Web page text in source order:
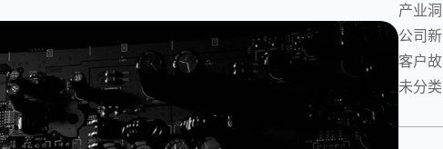
产业
公司
客户
未分类